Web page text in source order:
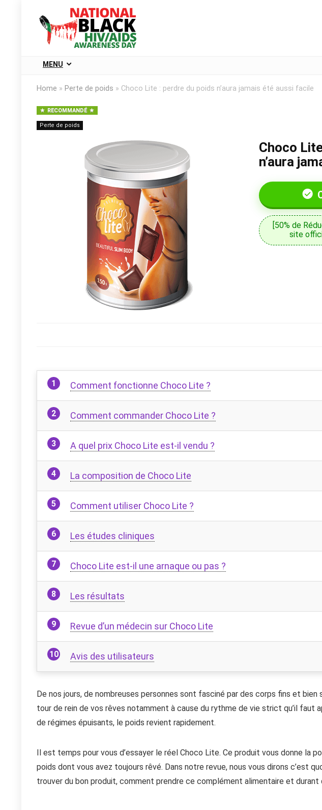
MENU
Home » Perte de poids » Choco Lite : perdre du poids n’aura jamais été aussi facile
RECOMMANDÉ
Perte de poids
Choco
n’aura
[50% de
site
Comment fonctionne Choco Lite ?
Comment commander Choco Lite ?
A quel prix Choco Lite est-il vendu ?
La composition de Choco Lite
Comment utiliser Choco Lite ?
Les études cliniques
Choco Lite est-il une arnaque ou pas ?
Les résultats
Revue d’un médecin sur Choco Lite
Avis des utilisateurs
De nos jours, de nombreuses personnes sont fasciné par des corps fins et
tour de rein de vos rêves notamment à cause du rythme de vie strict qu’il faut
de régimes épuisants, le poids revient rapidement.
Il est temps pour vous d’essayer le réel Choco Lite. Ce produit vous donne la
poids dont vous avez toujours rêvé. Dans notre revue, nous vous dirons c’est
trouver du bon produit, comment prendre ce complément alimentaire et durant